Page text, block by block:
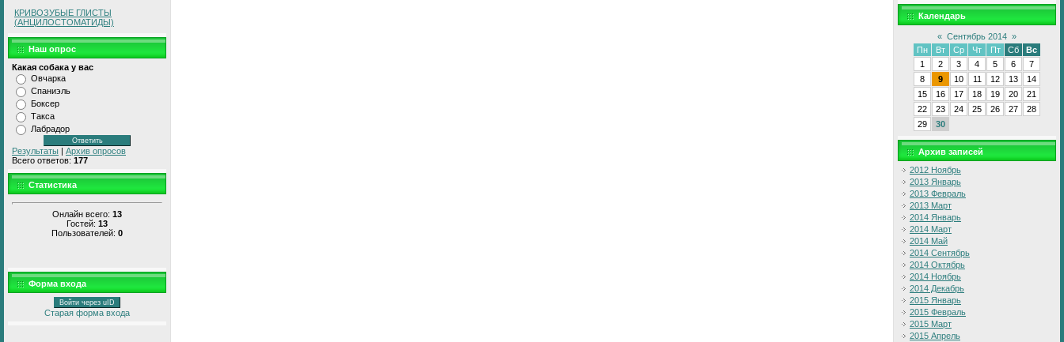
КРИВОЗУБЫЕ ГЛИСТЫ
(АНЦИЛОСТОМАТИДЫ)
Наш опрос
Какая собака у вас
Овчарка
Спаниэль
Боксер
Такса
Лабрадор
Результаты | Архив опросов
Всего ответов: 177
Статистика
Онлайн всего: 13
Гостей: 13
Пользователей: 0
Форма входа
Войти через uID
Старая форма входа
Календарь
« Сентябрь 2014 »
Пн
Вт Ср Чт Пт Сб
Вс
1
2 3 4 5 6
7
8
9 10 11 12 13
14
15
16 17 18 19 20
21
22
23 24 25 26 27
28
29
30
Архив записей
2012 Ноябрь
2013 Январь
2013 Февраль
2013 Март
2014 Январь
2014 Март
2014 Май
2014 Сентябрь
2014 Октябрь
2014 Ноябрь
2014 Декабрь
2015 Январь
2015 Февраль
2015 Март
2015 Апрель